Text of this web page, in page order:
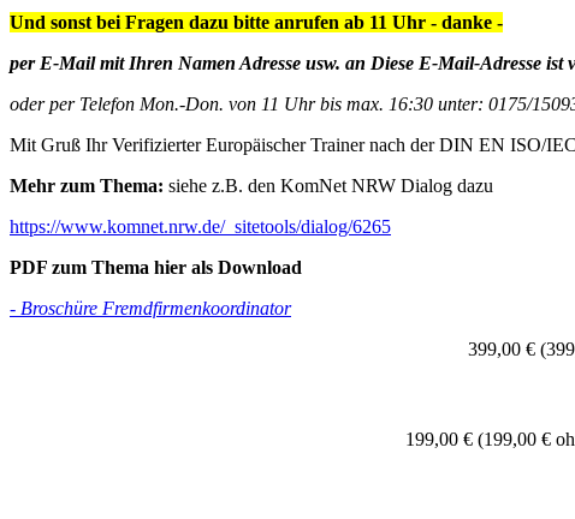
Und sonst bei Fragen dazu bitte anrufen ab 11 Uhr - danke -
per E-Mail mit Ihren Namen Adresse usw. an Diese E-Mail-Adresse ist
oder per Telefon Mon.-Don. von 11 Uhr bis max. 16:30 unter: 0175/
Mit Gruß Ihr Verifizierter Europäischer Trainer nach der DIN EN ISO/
Mehr zum Thema: siehe z.B. den KomNet NRW Dialog dazu
https://www.komnet.nrw.de/_sitetools/dialog/6265
PDF zum Thema hier als Download
- Broschüre Fremdfirmenkoordinator
399,00 €
199,00 € (199,00 €